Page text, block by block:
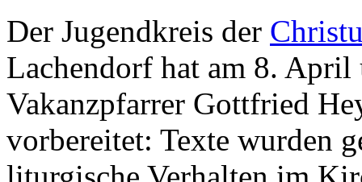
Der Jugendkreis der
Lachendorf hat am 8.
Vakanzpfarrer Gottfried
vorbereitet: Texte wurden